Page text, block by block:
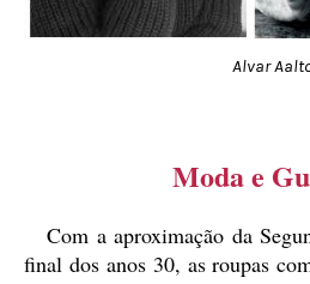
Alvar Aalto e
Moda e
Com a aproximação da
final dos anos 30, as roupas